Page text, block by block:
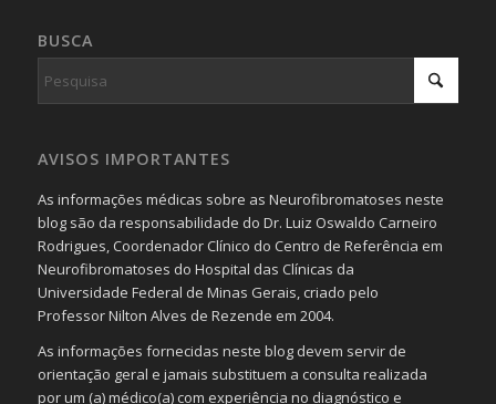
BUSCA
AVISOS IMPORTANTES
As informações médicas sobre as Neurofibromatoses neste
blog são da responsabilidade do Dr. Luiz Oswaldo Carneiro
Rodrigues, Coordenador Clínico do Centro de Referência em
Neurofibromatoses do Hospital das Clínicas da
Universidade Federal de Minas Gerais, criado pelo
Professor Nilton Alves de Rezende em 2004.
As informações fornecidas neste blog devem servir de
orientação geral e jamais substituem a consulta realizada
por um (a) médico(a) com experiência no diagnóstico e